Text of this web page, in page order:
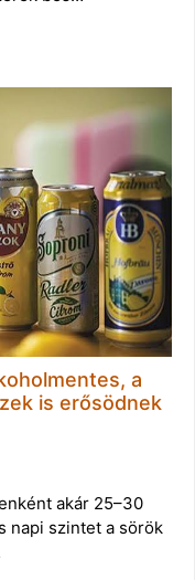
a
is erősödnek
akár 25–30
napi szintet a sörök